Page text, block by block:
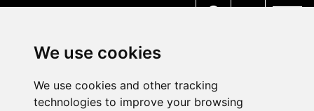
We use cookies
We use cookies and other tracking
technologies to improve your browsing